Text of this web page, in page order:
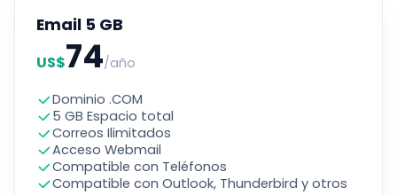
Email 5 GB
US$74/año
Dominio .COM
5 GB Espacio total
Correos Ilimitados
Acceso Webmail
Compatible con Teléfonos
Compatible con Outlook, Thunderbird y otros